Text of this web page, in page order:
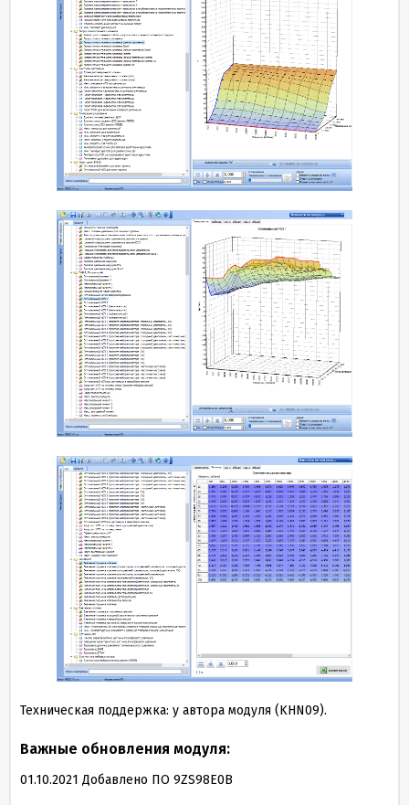
Техническая поддержка: у автора модуля (KHN09).
Важные обновления модуля:
01.10.2021 Добавлено ПО 9ZS98E0B